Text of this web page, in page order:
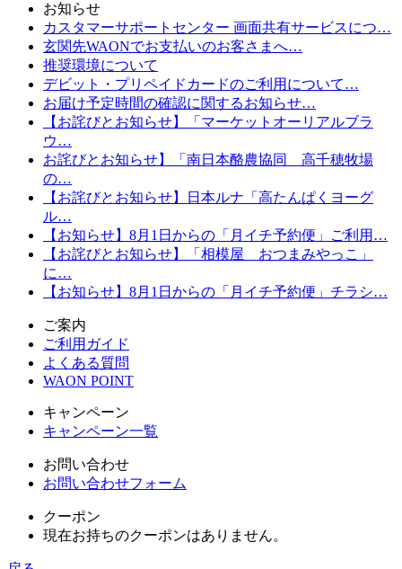
お知らせ
カスタマーサポートセンター 画面共有サービスにつ…
玄関先WAONでお支払いのお客さまへ…
推奨環境について
デビット・プリペイドカードのご利用について…
お届け予定時間の確認に関するお知らせ…
【お詫びとお知らせ】「マーケットオーリアルブラ
ウ…
お詫びとお知らせ】「南日本酪農協同 高千穂牧場
の…
【お詫びとお知らせ】日本ルナ「高たんぱくヨーグ
ル…
【お知らせ】8月1日からの「月イチ予約便」ご利用…
【お詫びとお知らせ】「相模屋 おつまみやっこ」
に…
【お知らせ】8月1日からの「月イチ予約便」チラシ…
ご案内
ご利用ガイド
よくある質問
WAON POINT
キャンペーン
キャンペーン一覧
お問い合わせ
お問い合わせフォーム
クーポン
現在お持ちのクーポンはありません。